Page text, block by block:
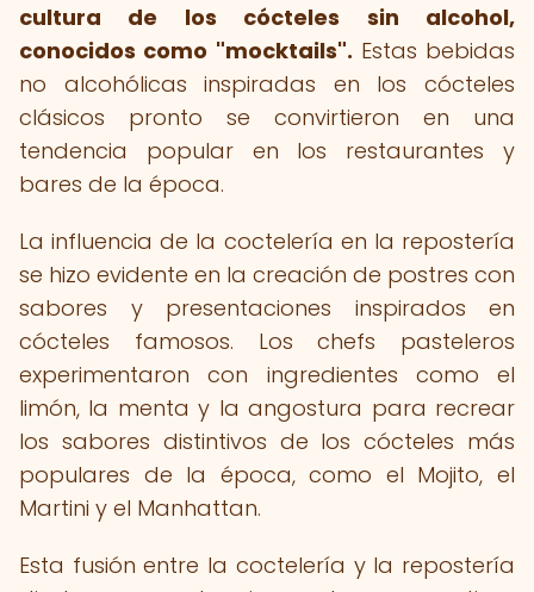
cultura de los cócteles sin alcohol,
conocidos como "mocktails". Estas bebidas
no alcohólicas inspiradas en los cócteles
clásicos pronto se convirtieron en una
tendencia popular en los restaurantes y
bares de la época.
La influencia de la coctelería en la repostería
se hizo evidente en la creación de postres con
sabores y presentaciones inspirados en
cócteles famosos. Los chefs pasteleros
experimentaron con ingredientes como el
limón, la menta y la angostura para recrear
los sabores distintivos de los cócteles más
populares de la época, como el Mojito, el
Martini y el Manhattan.
Esta fusión entre la coctelería y la repostería